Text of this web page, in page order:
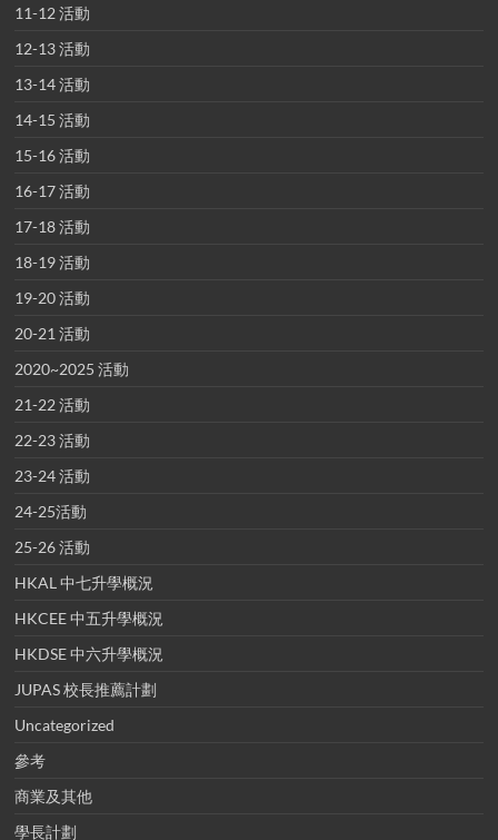
11-12 活動
12-13 活動
13-14 活動
14-15 活動
15-16 活動
16-17 活動
17-18 活動
18-19 活動
19-20 活動
20-21 活動
2020~2025 活動
21-22 活動
22-23 活動
23-24 活動
24-25活動
25-26 活動
HKAL 中七升學概況
HKCEE 中五升學概況
HKDSE 中六升學概況
JUPAS 校長推薦計劃
Uncategorized
參考
商業及其他
學長計劃